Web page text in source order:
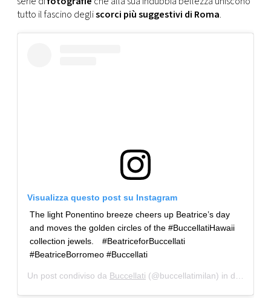
CONSIGLIA
tutto il fascino degliscorci più suggestivi di Roma.
Visualizza questo post su Instagram
The light Ponentino breeze cheers up Beatrice’s day
and moves the golden circles of the #BuccellatiHawaii
collection jewels.⠀ #BeatriceforBuccellati
#BeatriceBorromeo #Buccellati
Un post condiviso da Buccellati (@buccellatimilan) in data: